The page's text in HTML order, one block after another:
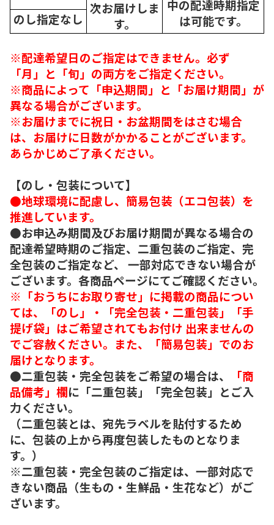
中の配達時期指定
は可能です。
次お届けしま
す。
のし指定なし
※配達希望日のご指定はできません。必ず
「月」と「旬」の両方をご指定ください。
※商品によって「申込期間」と「お届け期間」が
異なる場合がございます。
※お届けまでに祝日・お盆期間をはさむ場合
は、お届けに日数がかかることがございます。
あらかじめご了承ください。
【のし・包装について】
●地球環境に配慮し、簡易包装（エコ包装）を
推進しています。
●お申込み期間及びお届け期間が異なる場合の
配達希望時期のご指定、二重包装のご指定、完
全包装のご指定など、 一部対応できない場合が
ございます。各商品ページにてご確認ください。
※「おうちにお取り寄せ」に掲載の商品につい
ては、「のし」・「完全包装・二重包装」「手
提げ袋」はご希望されてもお付け 出来ませんの
でご容赦ください。また、「簡易包装」でのお
届けとなります。
●二重包装・完全包装をご希望の場合は、
「商
品備考」欄に「二重包装」「完全包装」とご入
力ください。
（二重包装とは、宛先ラベルを貼付するため
に、包装の上から再度包装したものとなりま
す。）
※二重包装・完全包装のご指定は、一部対応で
きない商品（生もの・生鮮品・生花など）がご
ざいます。